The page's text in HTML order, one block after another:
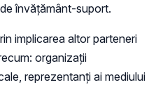
învățământ-suport.
implicarea altor parteneri
organizații
reprezentanți ai mediului